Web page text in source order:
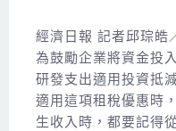
經濟日報 記者邱琮皓
為鼓勵企業將資金投
研發支出適用投資抵
適用這項租稅優惠時
生收入時，都要記得